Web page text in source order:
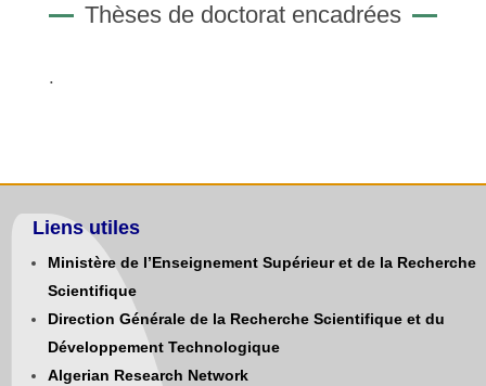
Thèses de doctorat encadrées
.
Liens utiles
Ministère de l’Enseignement Supérieur et de la Recherche
Scientifique
Direction Générale de la Recherche Scientifique et du
Développement Technologique
Algerian Research Network